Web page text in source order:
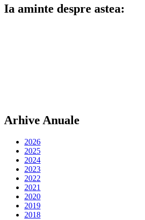
Ia aminte despre astea:
Arhive Anuale
2026
2025
2024
2023
2022
2021
2020
2019
2018